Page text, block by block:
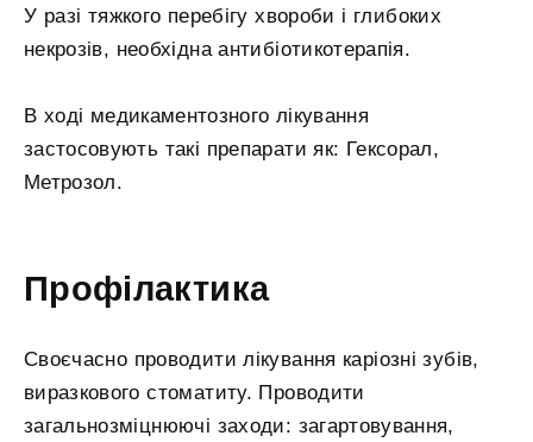
У разі тяжкого перебігу хвороби і глибоких
некрозів, необхідна антибіотикотерапія.
В ході медикаментозного лікування
застосовують такі препарати як: Гексорал,
Метрозол.
Профілактика
Своєчасно проводити лікування каріозні зубів,
виразкового стоматиту. Проводити
загальнозміцнюючі заходи: загартовування,